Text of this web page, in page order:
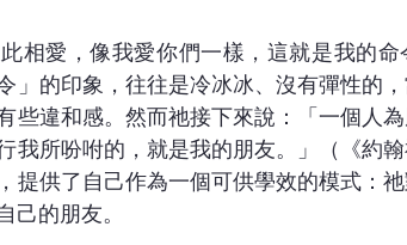
相愛，像我愛你們一樣，這就是我的命
」的印象，往往是冷冰冰、沒有彈性的
些違和感。然而祂接下來說：「一個人
我所吩咐的，就是我的朋友。」（《約翰
提供了自己作為一個可供學效的模式：
己的朋友。